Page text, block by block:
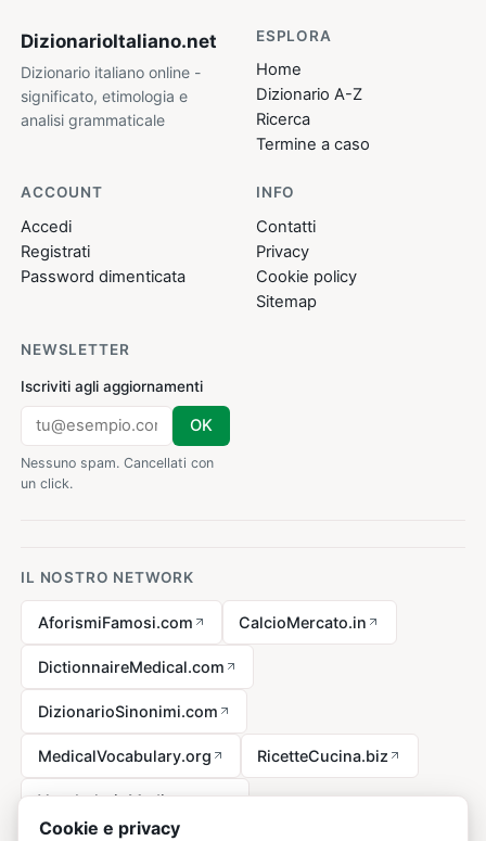
DizionarioItaliano.net
Dizionario italiano online -
significato, etimologia e
analisi grammaticale
ESPLORA
Home
Dizionario A-Z
Ricerca
Termine a caso
ACCOUNT
Accedi
Registrati
Password dimenticata
INFO
Contatti
Privacy
Cookie policy
Sitemap
NEWSLETTER
Iscriviti agli aggiornamenti
OK
Nessuno spam. Cancellati con
un click.
IL NOSTRO NETWORK
AforismiFamosi.com CalcioMercato.in
DictionnaireMedical.com
DizionarioSinonimi.com
MedicalVocabulary.org RicetteCucina.biz
VocabolarioMedico.com
Cookie e privacy